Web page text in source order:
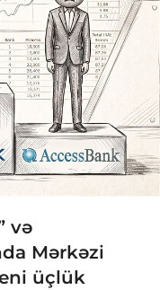
və
Mərkəzi
üçlük